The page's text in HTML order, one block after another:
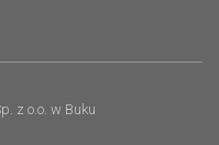
z o.o. w Buku